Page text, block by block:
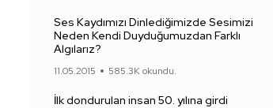
Ses Kaydımızı Dinlediğimizde Sesimizi
Neden Kendi Duyduğumuzdan Farklı
Algılarız?
11.05.2015 585.3K okundu.
İlk dondurulan insan 50. yılına girdi